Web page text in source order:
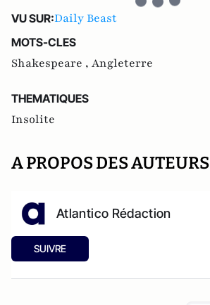
VU SUR:Daily Beast
MOTS-CLES
Shakespeare , Angleterre
THEMATIQUES
Insolite
A PROPOS DES AUTEURS
Atlantico Rédaction
SUIVRE